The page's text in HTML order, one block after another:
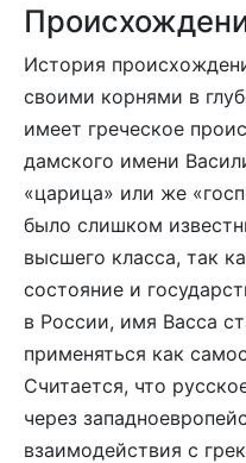
История
своими корнями в
имеет греческое
дамского имени
«царица» или же
было слишком
высшего класса, так
состояние и
в России, имя Васса
применяться как
Считается, что
через
взаимодействия с